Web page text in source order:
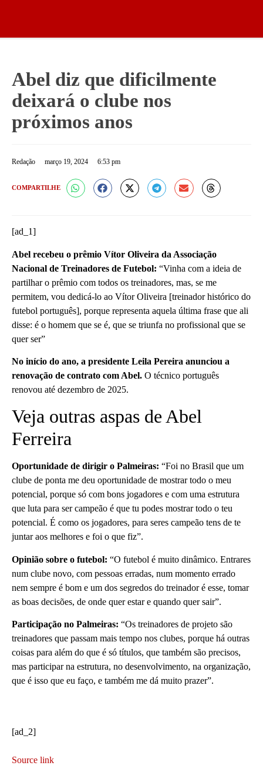
Abel diz que dificilmente
deixará o clube nos
próximos anos
Redação março 19, 2024 6:53 pm
COMPARTILHE
[ad_1]
Abel recebeu o prêmio Vítor Oliveira da Associação
Nacional de Treinadores de Futebol: “Vinha com a ideia de
partilhar o prêmio com todos os treinadores, mas, se me
permitem, vou dedicá-lo ao Vítor Oliveira [treinador histórico do
futebol português], porque representa aquela última frase que ali
disse: é o homem que se é, que se triunfa no profissional que se
quer ser”
No início do ano, a presidente Leila Pereira anunciou a
renovação de contrato com Abel. O técnico português
renovou até dezembro de 2025.
Veja outras aspas de Abel
Ferreira
Oportunidade de dirigir o Palmeiras: “Foi no Brasil que um
clube de ponta me deu oportunidade de mostrar todo o meu
potencial, porque só com bons jogadores e com uma estrutura
que luta para ser campeão é que tu podes mostrar todo o teu
potencial. É como os jogadores, para seres campeão tens de te
juntar aos melhores e foi o que fiz”.
Opinião sobre o futebol: “O futebol é muito dinâmico. Entrares
num clube novo, com pessoas erradas, num momento errado
nem sempre é bom e um dos segredos do treinador é esse, tomar
as boas decisões, de onde quer estar e quando quer sair”.
Participação no Palmeiras: “Os treinadores de projeto são
treinadores que passam mais tempo nos clubes, porque há outras
coisas para além do que é só títulos, que também são precisos,
mas participar na estrutura, no desenvolvimento, na organização,
que é isso que eu faço, e também me dá muito prazer”.
[ad_2]
Source link